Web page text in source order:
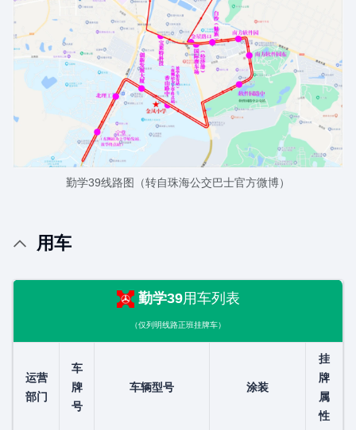
勤学39线路图（转自珠海公交巴士官方微博）
用车
勤学39用车列表
（仅列明线路正班挂牌车）
运营
部门
车
牌
号
车辆型号 涂装
挂
牌
属
性